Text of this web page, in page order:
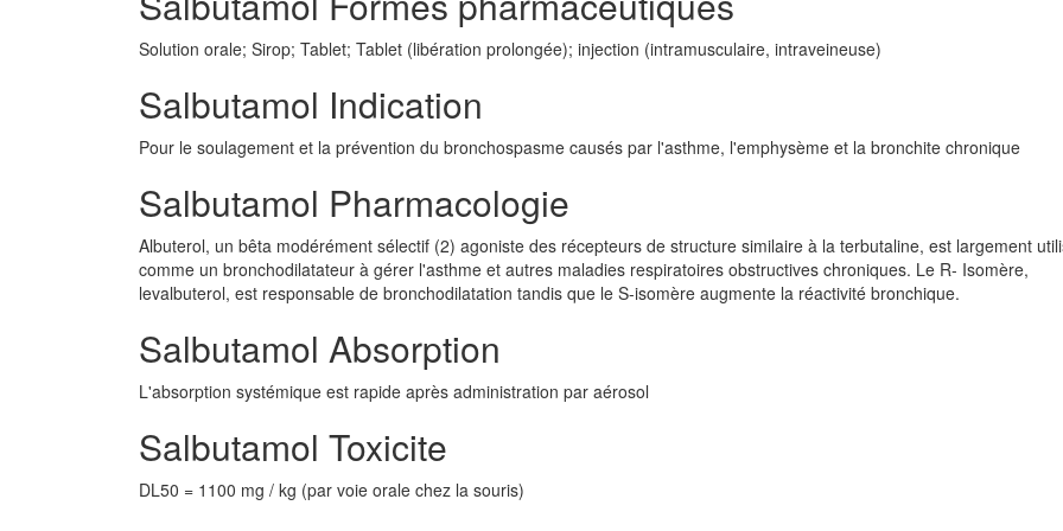
Solution orale; Sirop; Tablet; Tablet (libération prolongée); injection (intramusculaire, intraveineuse)
Salbutamol Indication
Pour le soulagement et la prévention du bronchospasme causés par l'asthme, l'emphysème et la bronchite chronique
Salbutamol Pharmacologie
Albuterol, un bêta modérément sélectif (2) agoniste des récepteurs de structure similaire à la terbutaline, est largement
comme un bronchodilatateur à gérer l'asthme et autres maladies respiratoires obstructives chroniques. Le R- Isomère,
levalbuterol, est responsable de bronchodilatation tandis que le S-isomère augmente la réactivité bronchique.
Salbutamol Absorption
L'absorption systémique est rapide après administration par aérosol
Salbutamol Toxicite
DL50 = 1100 mg / kg (par voie orale chez la souris)